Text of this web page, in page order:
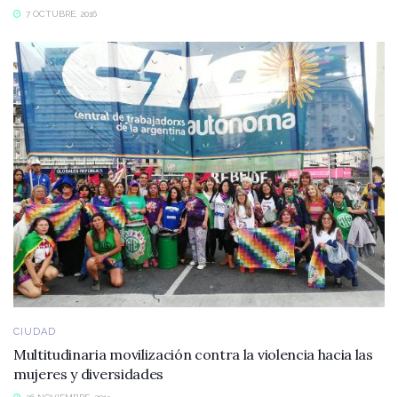
7 OCTUBRE, 2016
CIUDAD
Multitudinaria movilización contra la violencia hacia las
mujeres y diversidades